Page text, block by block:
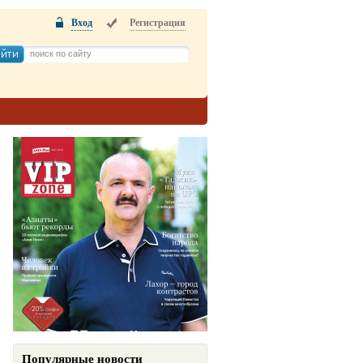
Вход Регистрация
Популярные новости